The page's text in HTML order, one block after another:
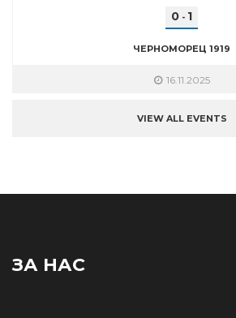
0 - 1
ЧЕРНОМОРЕЦ 1919
16.11.2025
VIEW ALL EVENTS
ЗА НАС